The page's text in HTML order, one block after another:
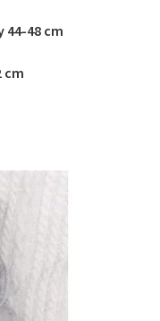
44-48 cm
cm